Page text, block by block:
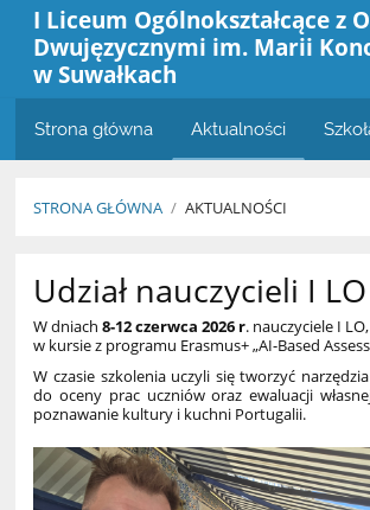
I Liceum Ogólnokształcące z
Dwujęzycznymi im. Marii
w Suwałkach
Strona główna Aktualności
STRONA GŁÓWNA / AKTUALNOŚCI
Aktualności
Udział nauczycieli I
W dniach8-12 czerwca 2026 r. nauczyciele I LO,
w kursie z programu Erasmus+ „AI-Based
W czasie szkolenia uczyli się tworzyć
do oceny prac uczniów oraz ewaluacji
poznawanie kultury i kuchni Portugalii.